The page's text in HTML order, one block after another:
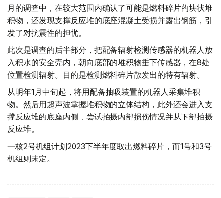
月的调查中，在较大范围内确认了可能是燃料碎片的块状堆
积物，还发现支撑反应堆的底座混凝土受损并露出钢筋，引
发了对抗震性的担忧。
此次是调查的后半部分，把配备辐射检测传感器的机器人放
入积水的安全壳内，朝向底部的堆积物垂下传感器，在8处
位置检测辐射。目的是检测燃料碎片散发出的特有辐射。
从明年1月中旬起，将用配备抽吸装置的机器人采集堆积
物。然后用超声波掌握堆积物的立体结构，此外还会进入支
撑反应堆的底座内侧，尝试拍摄内部损伤情况并从下部拍摄
反应堆。
一核2号机组计划2023下半年度取出燃料碎片，而1号和3号
机组则未定。